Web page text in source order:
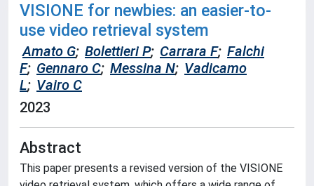
VISIONE for newbies: an easier-to-
use video retrieval system
Amato G; Bolettieri P; Carrara F; Falchi
F; Gennaro C; Messina N; Vadicamo
L; Vairo C
2023
Abstract
This paper presents a revised version of the VISIONE